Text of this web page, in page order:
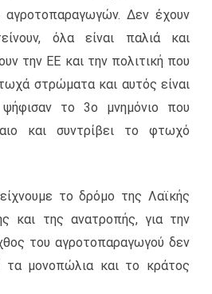
αγροτοπαραγωγών. Δεν έχουν
όλα είναι παλιά και
την ΕΕ και την πολιτική που
στρώματα και αυτός είναι
το 3ο μνημόνιο που
και συντρίβει το φτωχό
το δρόμο της Λαϊκής
και της ανατροπής, για την
του αγροτοπαραγωγού δεν
τα μονοπώλια και το κράτος